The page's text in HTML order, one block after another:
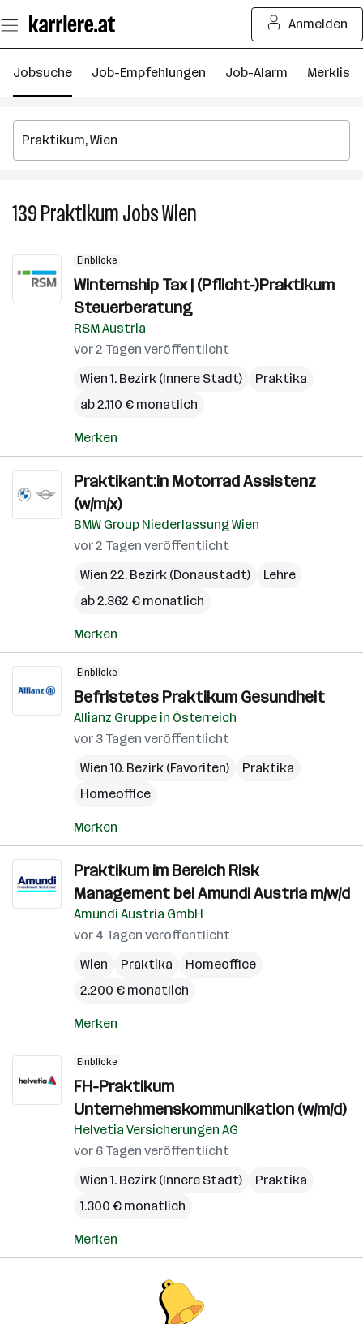
Seiteninhalt
springen
Anmelden
Jobsuche Job-Empfehlungen Job-Alarm Merkliste
139PraktikumJobsWien
Wien
Einblicke
Winternship Tax | (Pflicht-)Praktikum
Steuerberatung
RSM Austria
vor 2 Tagen veröffentlicht
Wien 1. Bezirk (Innere Stadt)
Praktika
ab 2.110 € monatlich
Merken
Praktikant:in Motorrad Assistenz
(w/m/x)
BMW Group Niederlassung Wien
vor 2 Tagen veröffentlicht
Wien 22. Bezirk (Donaustadt)
Lehre
ab 2.362 € monatlich
Merken
Einblicke
Befristetes Praktikum Gesundheit
Allianz Gruppe in Österreich
vor 3 Tagen veröffentlicht
Wien 10. Bezirk (Favoriten)
Praktika
Homeoffice
Merken
Praktikum im Bereich Risk
Management bei Amundi Austria m/w/d
Amundi Austria GmbH
vor 4 Tagen veröffentlicht
Wien
Praktika
Homeoffice
2.200 € monatlich
Merken
Einblicke
FH-Praktikum
Unternehmenskommunikation (w/m/d)
Helvetia Versicherungen AG
vor 6 Tagen veröffentlicht
Wien 1. Bezirk (Innere Stadt)
Praktika
1.300 € monatlich
Merken